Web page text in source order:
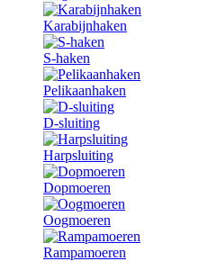
Karabijnhaken
S-haken
Pelikaanhaken
D-sluiting
Harpsluiting
Dopmoeren
Oogmoeren
Rampamoeren